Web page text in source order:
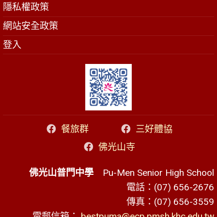
隱私權政策
網站安全政策
登入
餐旅群
三好體協
佛光山寺
佛光山普門中學 Pu-Men Senior High School
電話：(07) 656-2676
傳真：(07) 656-3559